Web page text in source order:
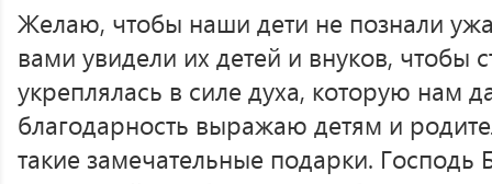
Желаю, чтобы наши дети не познали
вами увидели их детей и внуков, чтобы
укреплялась в силе духа, которую нам
благодарность выражаю детям и
такие замечательные подарки.